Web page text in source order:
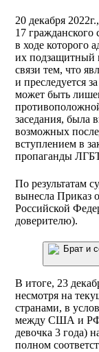
20 декабря
17
в ходе которого
их подзащитный
связи тем, что
и преследуется
может быть
заседания, была
возможных
вступлением в
пропаганды
По результатам
вынесла Приказ
Российской
доверителю).
В итоге, 23
несмотря на
странами, в
между США и РФ
девочка 3 года)
полном